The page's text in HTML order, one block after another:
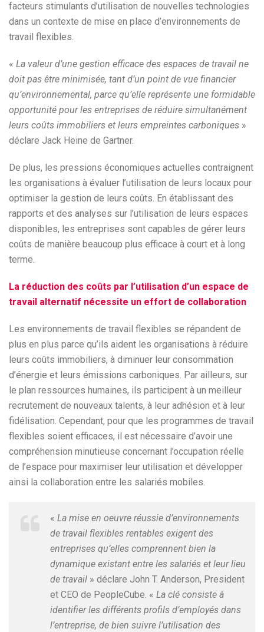
facteurs stimulants d’utilisation de nouvelles technologies
dans un contexte de mise en place d’environnements de
travail flexibles.
« La valeur d’une gestion efficace des espaces de travail ne
doit pas être minimisée, tant d’un point de vue financier
qu’environnemental, parce qu’elle représente une formidable
opportunité pour les entreprises de réduire simultanément
leurs coûts immobiliers et leurs empreintes carboniques »
déclare Jack Heine de Gartner.
De plus, les pressions économiques actuelles contraignent
les organisations à évaluer l’utilisation de leurs locaux pour
optimiser la gestion de leurs coûts. En établissant des
rapports et des analyses sur l’utilisation de leurs espaces
disponibles, les entreprises sont capables de gérer leurs
coûts de manière beaucoup plus efficace à court et à long
terme.
La réduction des coûts par l’utilisation d’un espace de
travail alternatif nécessite un effort de collaboration
Les environnements de travail flexibles se répandent de
plus en plus parce qu’ils aident les organisations à réduire
leurs coûts immobiliers, à diminuer leur consommation
d’énergie et leurs émissions carboniques. Par ailleurs, sur
le plan ressources humaines, ils participent à un meilleur
recrutement de nouveaux talents, à leur adhésion et à leur
fidélisation. Cependant, pour que les programmes de travail
flexibles soient efficaces, il est nécessaire d’avoir une
compréhension minutieuse concernant l’occupation réelle
de l’espace pour maximiser leur utilisation et développer
ainsi la collaboration entre les salariés mobiles.
« La mise en oeuvre réussie d’environnements
de travail flexibles rentables exigent des
entreprises qu’elles comprennent bien la
dynamique existant entre les salariés et leur lieu
de travail » déclare John T. Anderson, President
et CEO de PeopleCube. « La clé consiste à
identifier les différents profils d’employés dans
l’entreprise, de bien suivre l’utilisation des